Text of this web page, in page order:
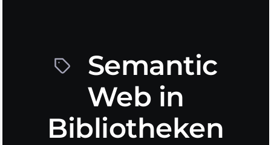
Semantic
Web in
Bibliotheken